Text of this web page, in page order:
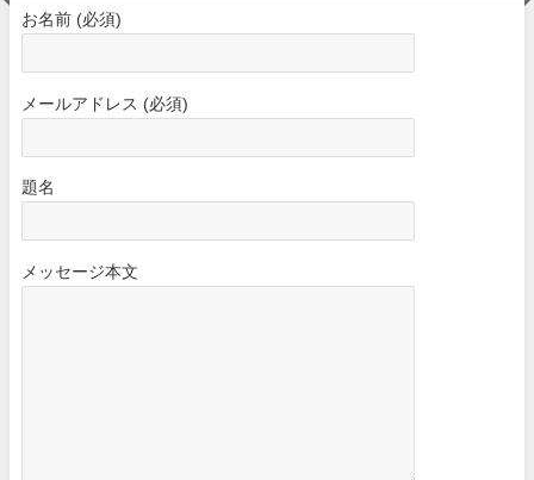
お名前 (必須)
メールアドレス (必須)
題名
メッセージ本文